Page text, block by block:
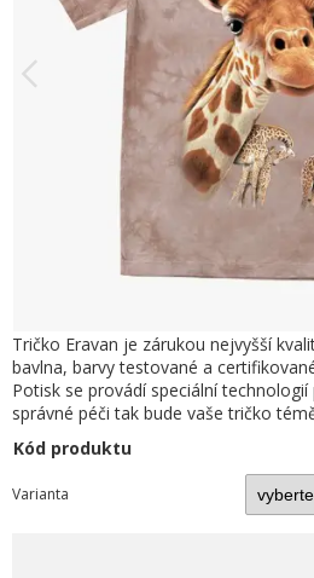
Tričko Eravan je zárukou nejvyšší
bavlna, barvy testované a
Potisk se provádí speciální
správné péči tak bude vaše tričko
Kód produktu
Varianta